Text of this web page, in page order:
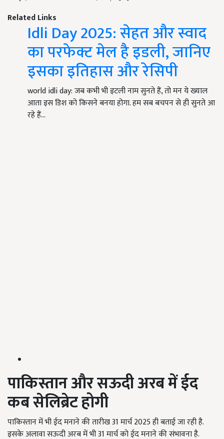
Related Links
Idli Day 2025: सेहत और स्वाद
का परफेक्ट मेल है इडली, जानिए
इसका इतिहास और रेसिपी
world idli day: जब कभी भी इटली नाम सुनते हैं, तो मन ये ख्याल
आता इस डिश को किसने बनया होगा. हम सब बचपन से ही सुनते आ
रहे हैं…
पाकिस्तान और सऊदी अरब में ईद
कब सेलिब्रेट होगी
पाकिस्तान में भी ईद मनाने की तारीख 31 मार्च 2025 ही बताई जा रही है.
इसके अलावा सऊदी अरब में भी 31 मार्च को ईद मनाने की संभावना है.